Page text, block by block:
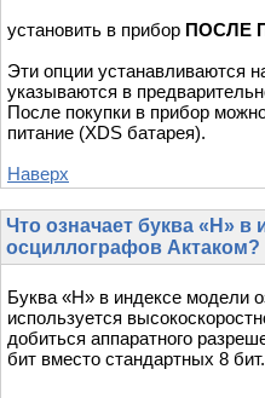
установить в прибор ПОСЛЕ
Эти опции устанавливаются
указываются в
После покупки в прибор
питание (XDS батарея).
Наверх
Что означает буква «H»
осциллографов Актаком?
Буква «H» в индексе модели
используется
добиться аппаратного
бит вместо стандартных 8 бит.